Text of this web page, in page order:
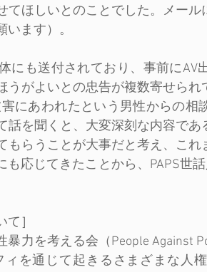
てほしいとのことでした。メー
ます）。
にも送付されており、事前にAV
うがよいとの忠告が複数寄せら
にあわれたという男性からの相
話を聞くと、大変深刻な内容で
もらうことが大事だと考え、こ
応じてきたことから、PAPS世
］
力を考える会（People Against
ィを通じて起きるさまざまな人